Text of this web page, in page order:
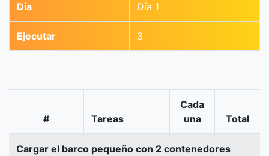
Día Día 1
Ejecutar 3
# Tareas
Cada
una
Total
Cargar el barco pequeño con 2 contenedores